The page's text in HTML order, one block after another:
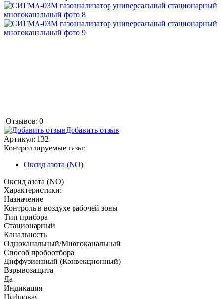
Отзывов: 0
Добавить отзыв
Артикул: 132
Контроллируемые газы:
Оксид азота (NO)
Оксид азота (NO)
Характеристики:
Назначение
Контроль в воздухе рабочей зоны
Тип прибора
Стационарный
Канальность
Одноканальный/Многоканальный
Способ пробоотбора
Диффузионный (Конвекционный)
Взрывозащита
Да
Индикация
Цифровая